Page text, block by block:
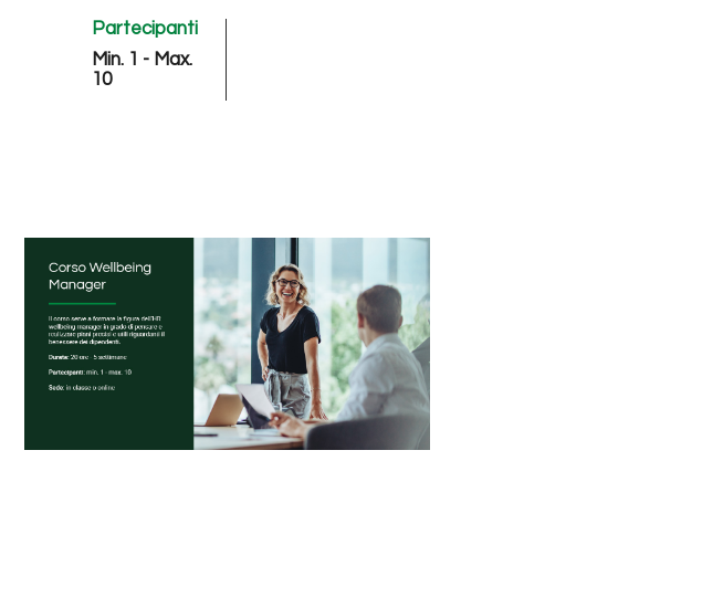
Partecipanti
Min. 1 - Max.
10